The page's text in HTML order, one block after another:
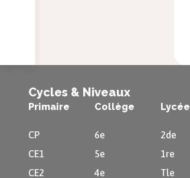
Cycles & Niveaux
Primaire
CP
CE1
CE2
Collège
6e
5e
4e
Lycée
2de
1re
Tle